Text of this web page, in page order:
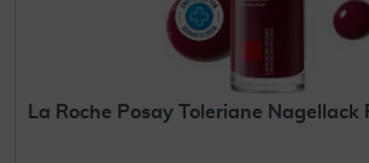
La Roche Posay Toleriane Nagellack